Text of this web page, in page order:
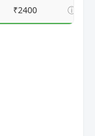
₹2400 ⓘ